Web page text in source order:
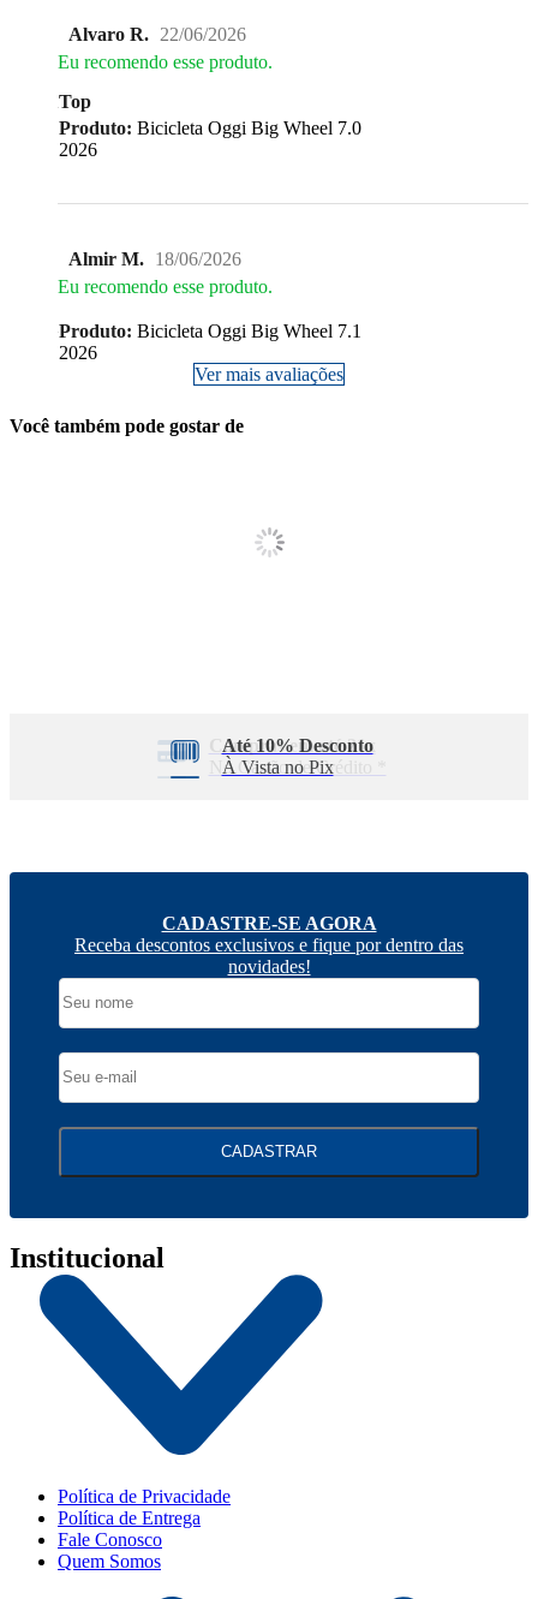
Alvaro R. 22/06/2026
Eu recomendo esse produto.
Top
Produto: Bicicleta Oggi Big Wheel 7.0
2026
Almir M. 18/06/2026
Eu recomendo esse produto.
Produto: Bicicleta Oggi Big Wheel 7.1
2026
Ver mais avaliações
Você também pode gostar de
Compras em até 21x
No Cartão de Crédito *
CADASTRE-SE AGORA
Receba descontos exclusivos e fique por dentro das
novidades!
CADASTRAR
Institucional
Política de Privacidade
Política de Entrega
Fale Conosco
Quem Somos